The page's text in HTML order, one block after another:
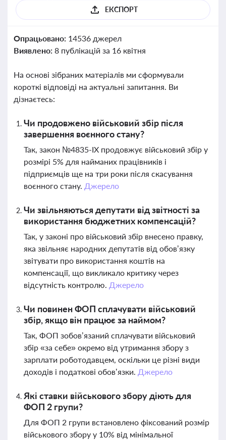
ЕКСПОРТ
Опрацьовано: 14536 джерел
Виявлено: 8 публікацій за 16 квітня
На основі зібраних матеріалів ми сформували
короткі відповіді на актуальні запитання. Ви
дізнаєтесь:
Чи продовжено військовий збір після
завершення воєнного стану?
Так, закон №4835-IX продовжує військовий збір у
розмірі 5% для найманих працівників і
підприємців ще на три роки після скасування
воєнного стану. Джерело
Чи звільняються депутати від звітності за
використання бюджетних компенсацій?
Так, у законі про військовий збір внесено правку,
яка звільняє народних депутатів від обов’язку
звітувати про використання коштів на
компенсації, що викликало критику через
відсутність контролю. Джерело
Чи повинен ФОП сплачувати військовий
збір, якщо він працює за наймом?
Так, ФОП зобов’язаний сплачувати військовий
збір «за себе» окремо від утримання збору з
зарплати роботодавцем, оскільки це різні види
доходів і податкові обов’язки. Джерело
Які ставки військового збору діють для
ФОП 2 групи?
Для ФОП 2 групи встановлено фіксований розмір
військового збору у 10% від мінімальної